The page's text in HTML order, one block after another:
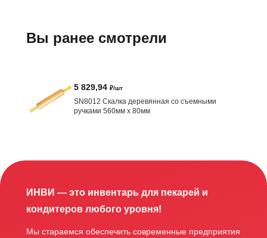
Вы ранее смотрели
5 829,94 ₽/шт
SN8012 Скалка деревянная со съемными
ручками 560мм х 80мм
ИНВИ — это инвентарь для пекарей и
кондитеров любого уровня!
Мы стараемся обеспечить современные предприятия